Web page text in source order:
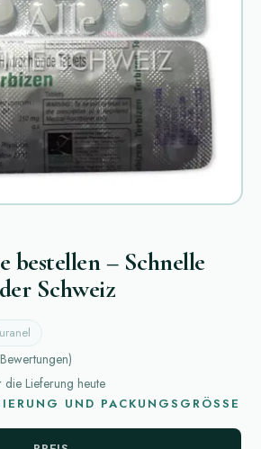
bestellen – Schnelle
Schweiz
Bewertungen)
Lieferung heute
UND PACKUNGSGRÖSSE